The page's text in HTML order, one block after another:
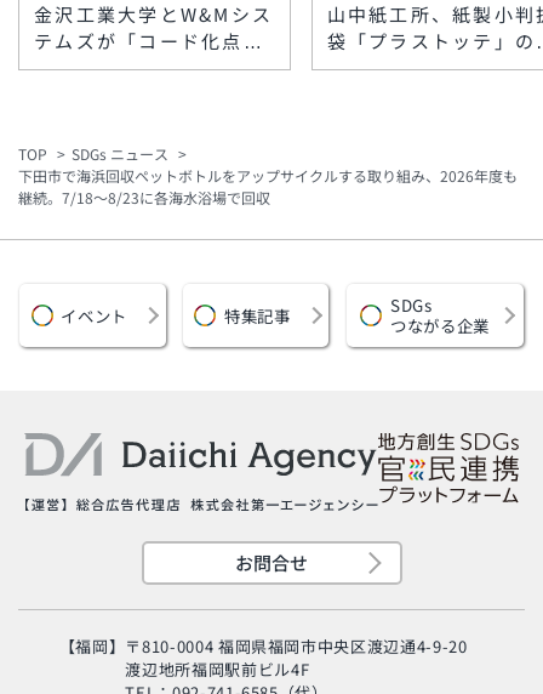
金沢工業大学とW&Mシス
テムズが「コード化点字
ブロック」を楽天地ビル
山中紙工所、紙製小判
袋「プラストッテ」の
格製造を開始 低コス
TOP
SDGs ニュース
下田市で海浜回収ペットボトルをアップサイクルする取り組み、2026年度も
継続。7/18〜8/23に各海水浴場で回収
イベント 特集記事
SDGs
つながる企業
お問合せ
【福岡】 〒810-0004 福岡県福岡市中央区渡辺通4-9-20
渡辺地所福岡駅前ビル4F